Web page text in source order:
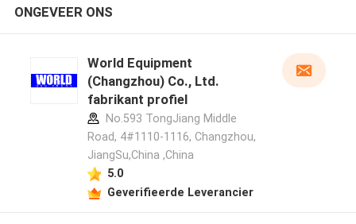
ONGEVEER ONS
World Equipment
(Changzhou) Co., Ltd.
fabrikant profiel
No.593 TongJiang Middle
Road, 4#1110-1116, Changzhou,
JiangSu,China ,China
5.0
Geverifieerde Leverancier